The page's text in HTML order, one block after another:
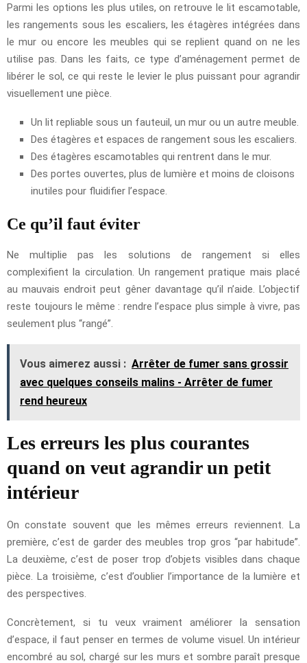
Parmi les options les plus utiles, on retrouve le lit escamotable,
les rangements sous les escaliers, les étagères intégrées dans
le mur ou encore les meubles qui se replient quand on ne les
utilise pas. Dans les faits, ce type d’aménagement permet de
libérer le sol, ce qui reste le levier le plus puissant pour agrandir
visuellement une pièce.
Un lit repliable sous un fauteuil, un mur ou un autre meuble.
Des étagères et espaces de rangement sous les escaliers.
Des étagères escamotables qui rentrent dans le mur.
Des portes ouvertes, plus de lumière et moins de cloisons
inutiles pour fluidifier l’espace.
Ce qu’il faut éviter
Ne multiplie pas les solutions de rangement si elles
complexifient la circulation. Un rangement pratique mais placé
au mauvais endroit peut gêner davantage qu’il n’aide. L’objectif
reste toujours le même : rendre l’espace plus simple à vivre, pas
seulement plus “rangé”.
Vous aimerez aussi : Arrêter de fumer sans grossir
avec quelques conseils malins - Arrêter de fumer
rend heureux
Les erreurs les plus courantes
quand on veut agrandir un petit
intérieur
On constate souvent que les mêmes erreurs reviennent. La
première, c’est de garder des meubles trop gros “par habitude”.
La deuxième, c’est de poser trop d’objets visibles dans chaque
pièce. La troisième, c’est d’oublier l’importance de la lumière et
des perspectives.
Concrètement, si tu veux vraiment améliorer la sensation
d’espace, il faut penser en termes de volume visuel. Un intérieur
encombré au sol, chargé sur les murs et sombre paraît presque